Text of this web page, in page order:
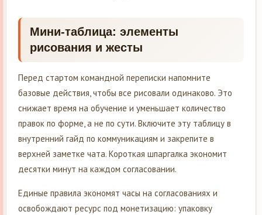
Мини-таблица: элементы
рисования и жесты
Перед стартом командной переписки напомните
базовые действия, чтобы все рисовали одинаково. Это
снижает время на обучение и уменьшает количество
правок по форме, а не по сути. Включите эту таблицу в
внутренний гайд по коммуникациям и закрепите в
верхней заметке чата. Короткая шпаргалка экономит
десятки минут на каждом согласовании.
Единые правила экономят часы на согласованиях и
освобождают ресурс под монетизацию: упаковку